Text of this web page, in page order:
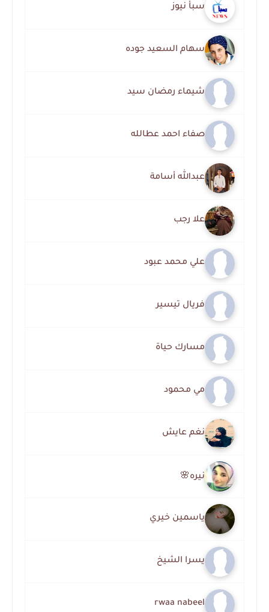
سبأ نيوز
سهام السعيد جوده
شيماء رمضان سيد
صفاء احمد عطالله
عبدالله أسامة
علا رجب
علي محمد عبود
فريال تيسير
مسارك حياة
مي محمود
نغم عايش
نيره🌸
ياسمين خيري
يسرا الشيخ
rwaa nabeel